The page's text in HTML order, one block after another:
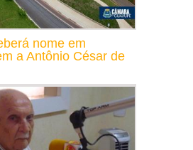
nome em
a Antônio César de